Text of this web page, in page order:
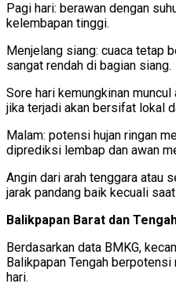
Pagi hari: berawan dengan
kelembapan tinggi.
Menjelang siang: cuaca tetap
sangat rendah di bagian siang.
Sore hari kemungkinan
jika terjadi akan bersifat lokal
Malam: potensi hujan ringan
diprediksi lembap dan awan
Angin dari arah tenggara atau
jarak pandang baik kecuali saat
Balikpapan Barat dan
Berdasarkan data BMKG,
Balikpapan Tengah
hari.